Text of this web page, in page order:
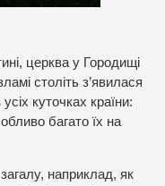
церква у Городищі
століть з’явилася
куточках країни:
багато їх на
наприклад, як